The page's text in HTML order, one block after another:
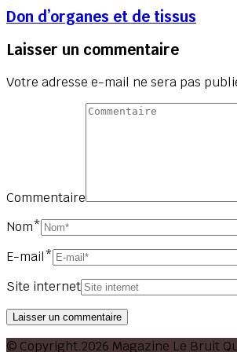
Don d’organes et de tissus
Laisser un commentaire
Votre adresse e-mail ne sera pas
Commentaire
Nom*
E-mail*
Site internet
© Copyright.2026 Magazine Le Bruit